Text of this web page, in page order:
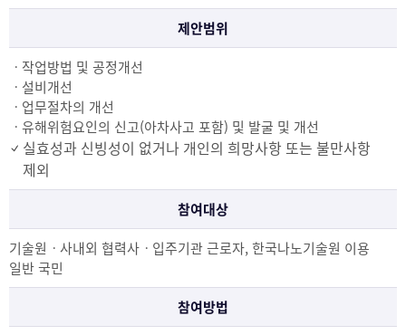
제안범위
ㆍ작업방법 및 공정개선
ㆍ설비개선
ㆍ업무절차의 개선
ㆍ유해위험요인의 신고(아차사고 포함) 및 발굴 및 개선
실효성과 신빙성이 없거나 개인의 희망사항 또는 불만사항
제외
참여대상
기술원ㆍ사내외 협력사ㆍ입주기관 근로자, 한국나노기술원 이용
일반 국민
참여방법